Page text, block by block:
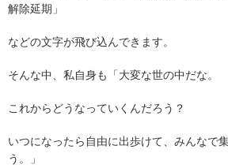
解除延期」
などの文字が飛び込んできます。
そんな中、私自身も「大変な世の中だな。
これからどうなっていくんだろう？
いつになったら自由に出歩けて、みんなで
う。」